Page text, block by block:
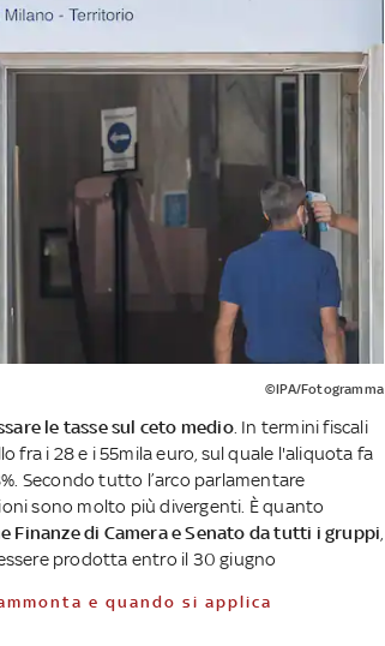
©IPA/Fotogramma
le tasse sul ceto medio. In termini fiscali
fra i 28 e i 55mila euro, sul quale l'aliquota fa
Secondo tutto l’arco parlamentare
sono molto più divergenti. È quanto
di Camera e Senato da tutti i gruppi,
prodotta entro il 30 giugno
e quando si applica